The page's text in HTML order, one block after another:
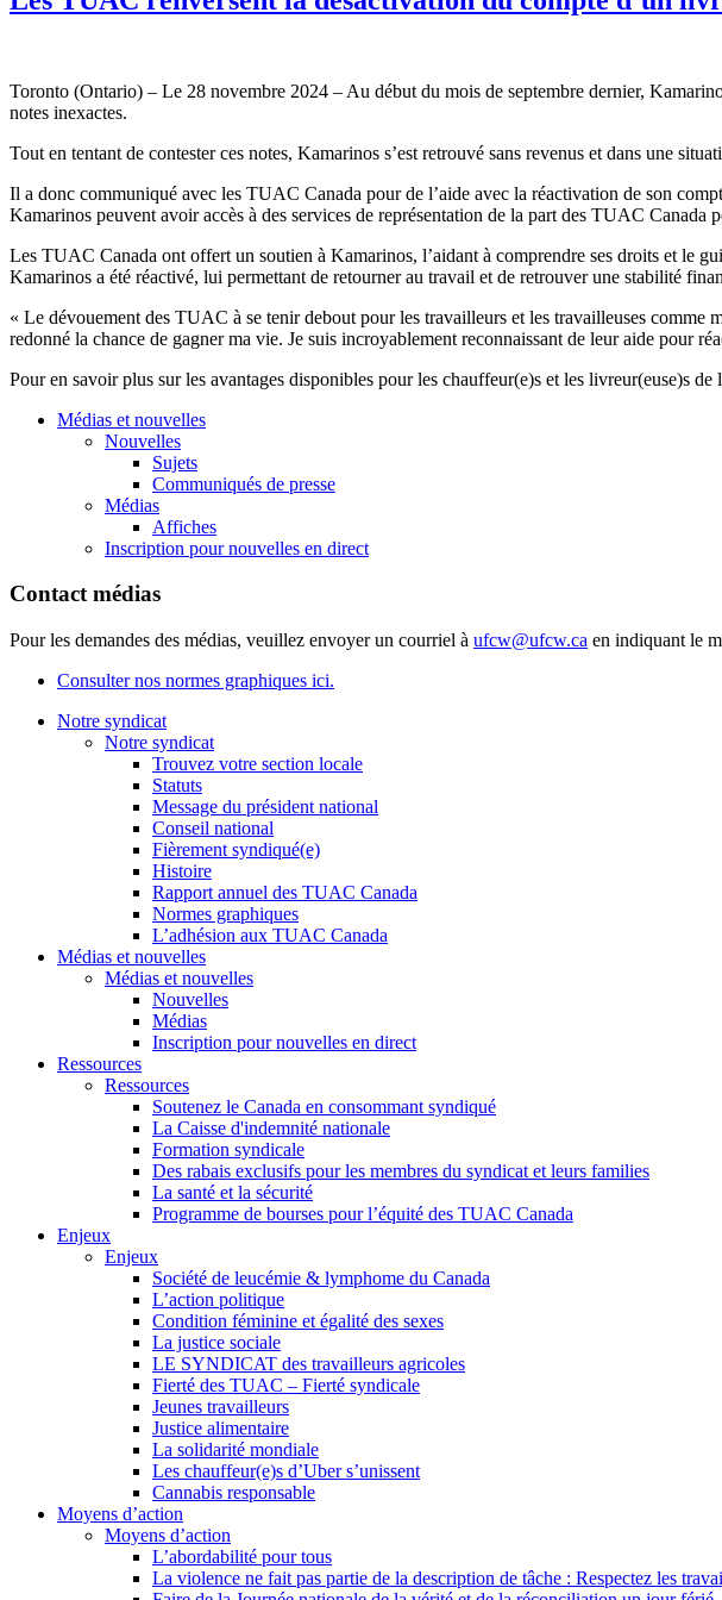
Toronto (Ontario) – Le 28 novembre 2024 – Au début du mois de septembre dernier,
notes inexactes.
Tout en tentant de contester ces notes, Kamarinos s’est retrouvé sans revenus et dans une
Il a donc communiqué avec les TUAC Canada pour de l’aide avec la réactivation de son
Kamarinos peuvent avoir accès à des services de représentation de la part des TUAC Canada
Les TUAC Canada ont offert un soutien à Kamarinos, l’aidant à comprendre ses droits et le
Kamarinos a été réactivé, lui permettant de retourner au travail et de retrouver une stabilité
« Le dévouement des TUAC à se tenir debout pour les travailleurs et les travailleuses
redonné la chance de gagner ma vie. Je suis incroyablement reconnaissant de leur aide pour
Pour en savoir plus sur les avantages disponibles pour les chauffeur(e)s et les livreur(euse)s
Médias et nouvelles
Nouvelles
Sujets
Communiqués de presse
Médias
Affiches
Inscription pour nouvelles en direct
Contact médias
Pour les demandes des médias, veuillez envoyer un courriel à ufcw@ufcw.ca en indiquant le
Consulter nos normes graphiques ici.
Notre syndicat
Notre syndicat
Trouvez votre section locale
Statuts
Message du président national
Conseil national
Fièrement syndiqué(e)
Histoire
Rapport annuel des TUAC Canada
Normes graphiques
L’adhésion aux TUAC Canada
Médias et nouvelles
Médias et nouvelles
Nouvelles
Médias
Inscription pour nouvelles en direct
Ressources
Ressources
Soutenez le Canada en consommant syndiqué
La Caisse d'indemnité nationale
Formation syndicale
Des rabais exclusifs pour les membres du syndicat et leurs families
La santé et la sécurité
Programme de bourses pour l’équité des TUAC Canada
Enjeux
Enjeux
Société de leucémie & lymphome du Canada
L’action politique
Condition féminine et égalité des sexes
La justice sociale
LE SYNDICAT des travailleurs agricoles
Fierté des TUAC – Fierté syndicale
Jeunes travailleurs
Justice alimentaire
La solidarité mondiale
Les chauffeur(e)s d’Uber s’unissent
Cannabis responsable
Moyens d’action
Moyens d’action
L’abordabilité pour tous
La violence ne fait pas partie de la description de tâche : Respectez les